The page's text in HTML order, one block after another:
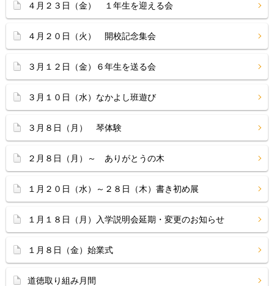
４月２３日（金） １年生を迎える会
４月２０日（火） 開校記念集会
３月１２日（金）６年生を送る会
３月１０日（水）なかよし班遊び
３月８日（月） 琴体験
２月８日（月）～ ありがとうの木
１月２０日（水）～２８日（木）書き初め展
１月１８日（月）入学説明会延期・変更のお知らせ
１月８日（金）始業式
道徳取り組み月間